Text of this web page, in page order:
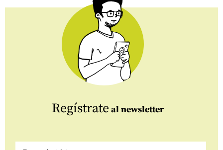
Regístrate al newsletter